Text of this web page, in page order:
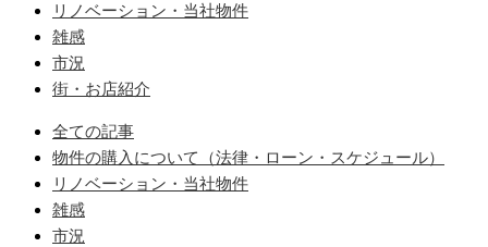
リノベーション・当社物件
雑感
市況
街・お店紹介
全ての記事
物件の購入について（法律・ローン・スケジュール）
リノベーション・当社物件
雑感
市況